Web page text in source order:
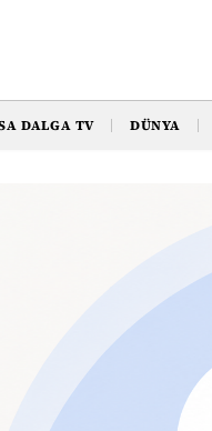
DALGA TV DÜNYA